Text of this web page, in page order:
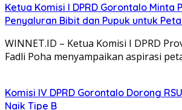
Ketua Komisi I DPRD Gorontalo Minta
Penyaluran Bibit dan Pupuk untuk
WINNET.ID – Ketua Komisi I DPRD
Fadli Poha menyampaikan aspirasi
Komisi IV DPRD Gorontalo Dorong
Naik Tipe B